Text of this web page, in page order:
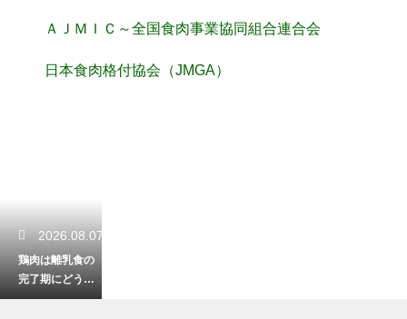
ＡＪＭＩＣ～全国食肉事業協同組合連合会
日本食肉格付協会（JMGA）
2026.08.07
鶏肉は離乳食の
完了期にどう調
理する？安全で